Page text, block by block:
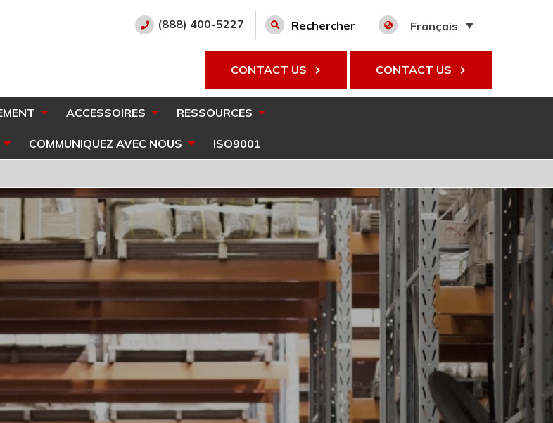
(888) 400-5227 Rechercher Français
CONTACT US CONTACT US
ACCESSOIRES RESSOURCES
COMMUNIQUEZ AVEC NOUS ISO9001